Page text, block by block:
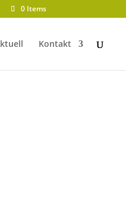
0 Items
Kontakt